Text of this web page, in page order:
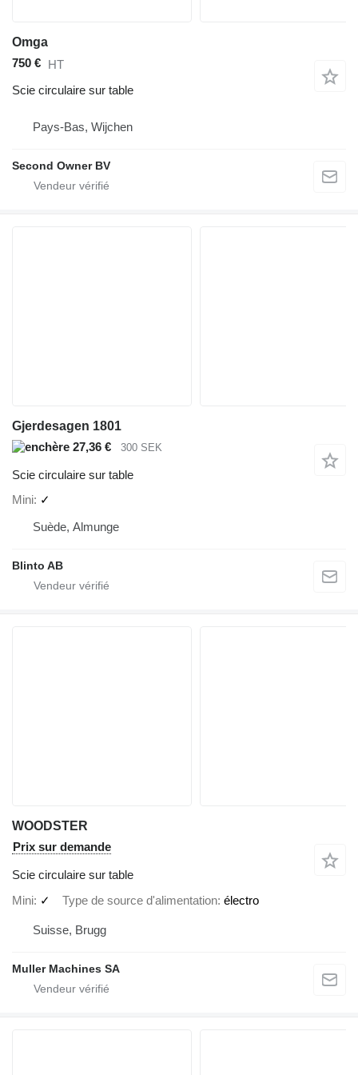
Omga
750 € HT
Scie circulaire sur table
Pays-Bas, Wijchen
Second Owner BV
Gjerdesagen 1801
27,36 €
300 SEK
Scie circulaire sur table
Mini ✓
Suède, Almunge
Blinto AB
WOODSTER
Prix sur demande
Scie circulaire sur table
Mini ✓ Type de source d'alimentation électro
Suisse, Brugg
Muller Machines SA